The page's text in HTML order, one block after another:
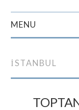
MENU
ISTANBUL